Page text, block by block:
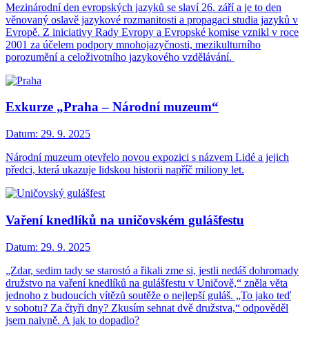
Mezinárodní den evropských jazyků se slaví 26. září a je to den
věnovaný oslavě jazykové rozmanitosti a propagaci studia jazyků v
Evropě. Z iniciativy Rady Evropy a Evropské komise vznikl v roce
2001 za účelem podpory mnohojazyčnosti, mezikulturního
porozumění a celoživotního jazykového vzdělávání.
Exkurze „Praha – Národní muzeum“
Datum: 29. 9. 2025
Národní muzeum otevřelo novou expozici s názvem Lidé a jejich
předci, která ukazuje lidskou historii napříč miliony let.
Vaření knedlíků na uničovském gulášfestu
Datum: 29. 9. 2025
„Zdar, sedim tady se starostó a řikali zme si, jestli nedáš dohromady
družstvo na vaření knedlíků na gulášfestu v Uničově,“ zněla věta
jednoho z budoucích vítězů soutěže o nejlepší guláš. „To jako teď
v sobotu? Za čtyři dny? Zkusím sehnat dvě družstva,“ odpověděl
jsem naivně. A jak to dopadlo?